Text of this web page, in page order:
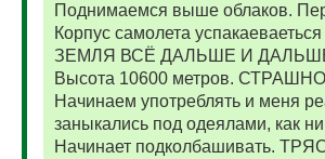
Поднимаемся выше облаков.
Корпус самолета
ЗЕМЛЯ ВСЁ ДАЛЬШЕ И
Высота 10600 метров.
Начинаем употреблять и меня
заныкались под одеялами, как
Начинает подколбашивать.